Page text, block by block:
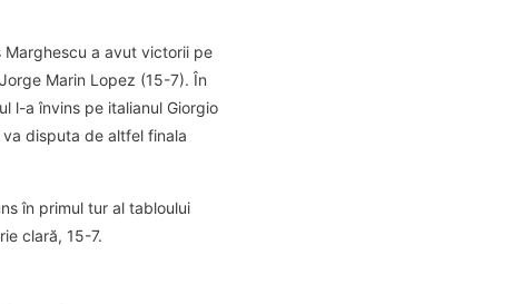
Marghescu a avut victorii pe
Marin Lopez (15-7). În
l-a învins pe italianul Giorgio
disputa de altfel finala
în primul tur al tabloului
clară, 15-7.